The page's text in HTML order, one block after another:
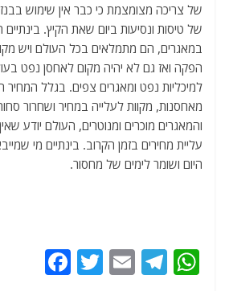
של צריכה מצומצמת כי כבר אין שימוש
של טיסות ונסיעות ביום שאת הקיץ.
במאגרים, הם מתמלאים בכל העולם ויש
הפקה ואז גם לא יהיה מקום לאחסן נפט
למיכליות נפט ומאגרים צפים. בגלל
מאחסנות, מקוות לעלייה במחיר ושחרור
והמאגרים מוכרים ומנוטרים, העולם יודע
עליית מחירים בזמן הקרוב. בינתיים מי
היום ושומר לימים של מחסור.
W
T
E
T